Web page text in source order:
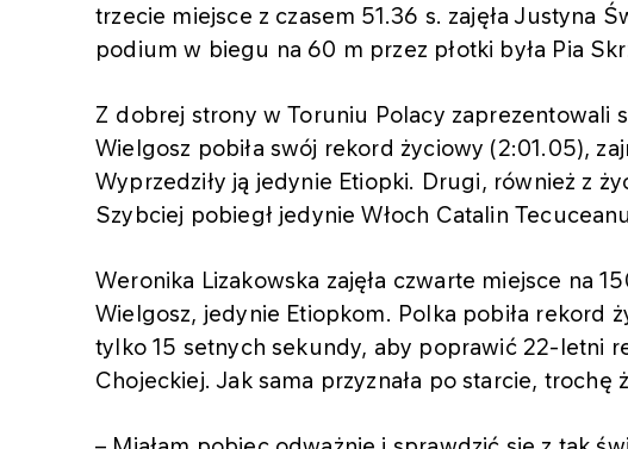
trzecie miejsce z czasem 51.36 s. zajęła Justyna
podium w biegu na 60 m przez płotki była Pia
Z dobrej strony w Toruniu Polacy zaprezentowali
Wielgosz pobiła swój rekord życiowy (2:01.05),
Wyprzedziły ją jedynie Etiopki. Drugi, również z
Szybciej pobiegł jedynie Włoch Catalin
Weronika Lizakowska zajęła czwarte miejsce na
Wielgosz, jedynie Etiopkom. Polka pobiła rekord
tylko 15 setnych sekundy, aby poprawić 22-letni
Chojeckiej. Jak sama przyznała po starcie, trochę